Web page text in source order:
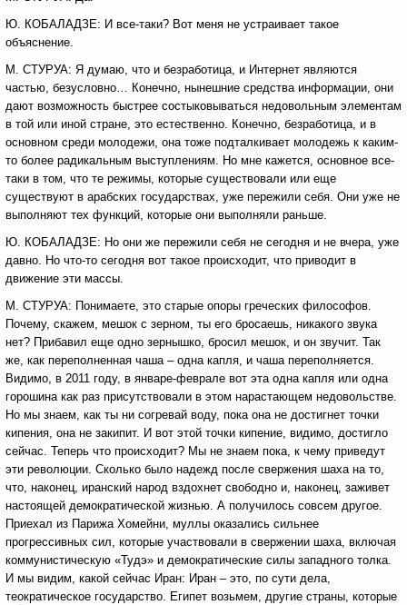
Ю. КОБАЛАДЗЕ: И все-таки? Вот меня не устраивает такое
объяснение.
М. СТУРУА: Я думаю, что и безработица, и Интернет являются
частью, безусловно… Конечно, нынешние средства информации, они
дают возможность быстрее состыковываться недовольным элементам
в той или иной стране, это естественно. Конечно, безработица, и в
основном среди молодежи, она тоже подталкивает молодежь к каким-
то более радикальным выступлениям. Но мне кажется, основное все-
таки в том, что те режимы, которые существовали или еще
существуют в арабских государствах, уже пережили себя. Они уже не
выполняют тех функций, которые они выполняли раньше.
Ю. КОБАЛАДЗЕ: Но они же пережили себя не сегодня и не вчера, уже
давно. Но что-то сегодня вот такое происходит, что приводит в
движение эти массы.
М. СТУРУА: Понимаете, это старые опоры греческих философов.
Почему, скажем, мешок с зерном, ты его бросаешь, никакого звука
нет? Прибавил еще одно зернышко, бросил мешок, и он звучит. Так
же, как переполненная чаша – одна капля, и чаша переполняется.
Видимо, в 2011 году, в январе-феврале вот эта одна капля или одна
горошина как раз присутствовали в этом нарастающем недовольстве.
Но мы знаем, как ты ни согревай воду, пока она не достигнет точки
кипения, она не закипит. И вот этой точки кипение, видимо, достигло
сейчас. Теперь что происходит? Мы не знаем пока, к чему приведут
эти революции. Сколько было надежд после свержения шаха на то,
что, наконец, иранский народ вздохнет свободно и, наконец, заживет
настоящей демократической жизнью. А получилось совсем другое.
Приехал из Парижа Хомейни, муллы оказались сильнее
прогрессивных сил, которые участвовали в свержении шаха, включая
коммунистическую «Тудэ» и демократические силы западного толка.
И мы видим, какой сейчас Иран: Иран – это, по сути дела,
теократическое государство. Египет возьмем, другие страны, которые